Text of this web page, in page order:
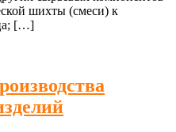
шихты (смеси) к
[…]